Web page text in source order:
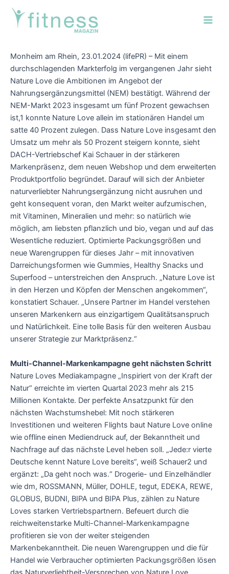
Zum
Inhalt
springen
Monheim am Rhein, 23.01.2024 (lifePR) – Mit einem
durchschlagenden Markterfolg im vergangenen Jahr sieht
Nature Love die Ambitionen im Angebot der
Nahrungsergänzungsmittel (NEM) bestätigt. Während der
NEM-Markt 2023 insgesamt um fünf Prozent gewachsen
ist,1 konnte Nature Love allein im stationären Handel um
satte 40 Prozent zulegen. Dass Nature Love insgesamt den
Umsatz um mehr als 50 Prozent steigern konnte, sieht
DACH-Vertriebschef Kai Schauer in der stärkeren
Markenpräsenz, dem neuen Webshop und dem erweiterten
Produktportfolio begründet. Darauf will sich der Anbieter
naturverliebter Nahrungsergänzung nicht ausruhen und
geht konsequent voran, den Markt weiter aufzumischen,
mit Vitaminen, Mineralien und mehr: so natürlich wie
möglich, am liebsten pflanzlich und bio, vegan und auf das
Wesentliche reduziert. Optimierte Packungsgrößen und
neue Warengruppen für dieses Jahr – mit innovativen
Darreichungsformen wie Gummies, Healthy Snacks und
Superfood – unterstreichen den Anspruch. „Nature Love ist
in den Herzen und Köpfen der Menschen angekommen“,
konstatiert Schauer. „Unsere Partner im Handel verstehen
unseren Markenkern aus einzigartigem Qualitätsanspruch
und Natürlichkeit. Eine tolle Basis für den weiteren Ausbau
unserer Strategie zur Marktpräsenz.“
Multi-Channel-Markenkampagne geht nächsten Schritt
Nature Loves Mediakampagne „Inspiriert von der Kraft der
Natur“ erreichte im vierten Quartal 2023 mehr als 215
Millionen Kontakte. Der perfekte Ansatzpunkt für den
nächsten Wachstumshebel: Mit noch stärkeren
Investitionen und weiteren Flights baut Nature Love online
wie offline einen Mediendruck auf, der Bekanntheit und
Nachfrage auf das nächste Level heben soll. „Jede:r vierte
Deutsche kennt Nature Love bereits“, weiß Schauer2 und
ergänzt: „Da geht noch was.“ Drogerie- und Einzelhändler
wie dm, ROSSMANN, Müller, DOHLE, tegut, EDEKA, REWE,
GLOBUS, BUDNI, BIPA und BIPA Plus, zählen zu Nature
Loves starken Vertriebspartnern. Befeuert durch die
reichweitenstarke Multi-Channel-Markenkampagne
profitieren sie von der weiter steigenden
Markenbekanntheit. Die neuen Warengruppen und die für
Handel wie Verbraucher optimierten Packungsgrößen lösen
Post
navigation